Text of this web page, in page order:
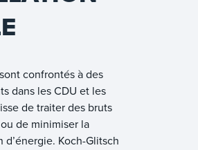
confrontés à des
dans les CDU et les
de traiter des bruts
de minimiser la
d’énergie. Koch-Glitsch